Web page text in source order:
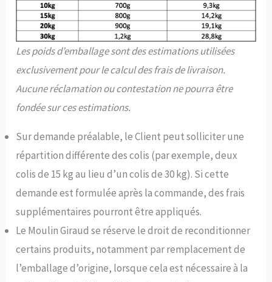
Les poids d’emballage sont des estimations utilisées
exclusivement pour le calcul des frais de livraison.
Aucune réclamation ou contestation ne pourra être
fondée sur ces estimations.
Sur demande préalable, le Client peut solliciter une
répartition différente des colis (par exemple, deux
colis de 15 kg au lieu d’un colis de 30 kg). Si cette
demande est formulée après la commande, des frais
supplémentaires pourront être appliqués.
Le Moulin Giraud se réserve le droit de reconditionner
certains produits, notamment par remplacement de
l’emballage d’origine, lorsque cela est nécessaire à la